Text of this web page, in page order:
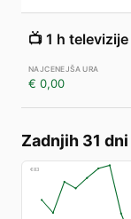
📺 1 h televizije
€ 0,00
Zadnjih 31 dni
€83